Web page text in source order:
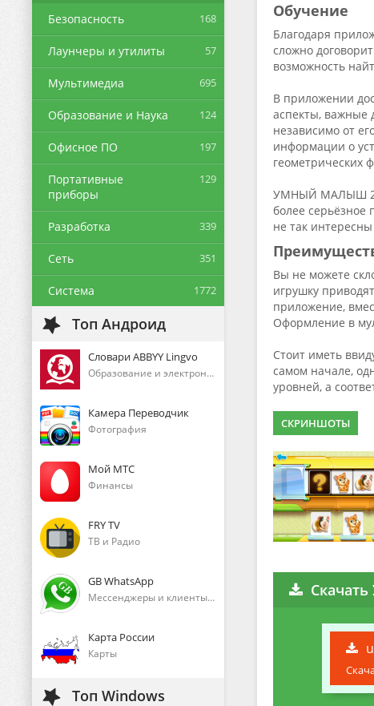
Безопасность 168
Лаунчеры и утилиты 57
Мультимедиа 695
Образование и Наука 124
Офисное ПО 197
Портативные
приборы
129
Разработка 339
Сеть 351
Система 1772
Топ Андроид
Словари ABBYY Lingvo
Образование и электронные книги
Камера Переводчик
Фотография
Мой МТС
Финансы
FRY TV
ТВ и Радио
GB WhatsApp
Мессенджеры и клиенты голосового общения
Карта России
Карты
Топ Windows
Обучение
Благодаря
сложно
возможность
В приложении
аспекты, важные
независимо от
информации о
геометрических
УМНЫЙ МАЛЫШ 2
более серьёзное
не так
Вы не можете
игрушку
приложение,
Оформление в
Стоит иметь
самом начале,
уровней, а
СКРИНШОТЫ